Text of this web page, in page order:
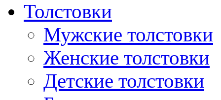
Толстовки
Мужские толстовки
Женские толстовки
Детские толстовки